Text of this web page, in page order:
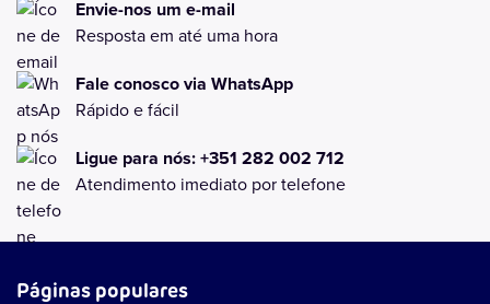
Envie-nos um e-mail
Resposta em até uma hora
Fale conosco via WhatsApp
Rápido e fácil
Ligue para nós: +351 282 002 712
Atendimento imediato por telefone
Páginas populares